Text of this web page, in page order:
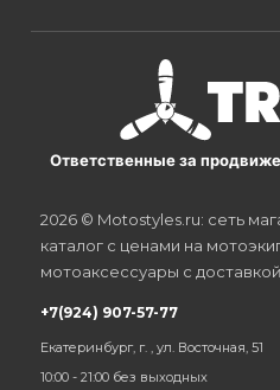
Ответственные за
2026 © Motostyles.ru: сеть
каталог с ценами на
мотоаксессуары с
+7(924) 907-57-77
Екатеринбург, г. , ул. Восточная, 51
10:00 - 21:00 без выходных